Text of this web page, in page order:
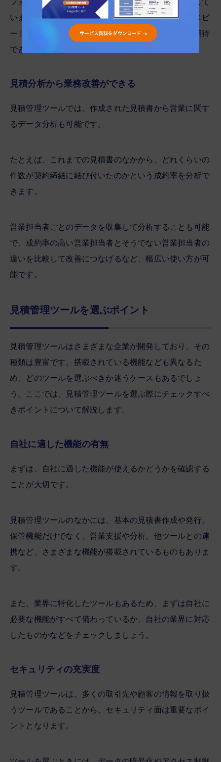
います。そのため、外出先でも操作が可能となり、スピ
ード感のある対応で顧客満足度や成約率のアップも期待
できるでしょう。
見積分析から業務改善ができる
見積管理ツールでは、作成された見積書から営業に関す
るデータ分析も可能です。
たとえば、これまでの見積書のなかから、どれくらいの
件数が契約締結に結び付いたのかという成約率を分析で
きます。
営業担当者ごとのデータを収集して分析することも可能
で、成約率の高い営業担当者とそうでない営業担当者の
違いを比較して改善につなげるなど、幅広い使い方が可
能です。
見積管理ツールを選ぶポイント
見積管理ツールはさまざまな企業が開発しており、その
種類は豊富です。搭載されている機能なども異なるた
め、どのツールを選ぶべきか迷うケースもあるでしょ
う。ここでは、見積管理ツールを選ぶ際にチェックすべ
きポイントについて解説します。
自社に適した機能の有無
まずは、自社に適した機能が使えるかどうかを確認する
ことが大切です。
見積管理ツールのなかには、基本の見積書作成や発行、
保管機能だけでなく、営業支援や分析、他ツールとの連
携など、さまざまな機能が搭載されているものもありま
す。
また、業界に特化したツールもあるため、まずは自社に
必要な機能がすべて備わっているか、自社の業界に対応
したものかなどをチェックしましょう。
セキュリティの充実度
見積管理ツールは、多くの取引先や顧客の情報を取り扱
うツールであることから、セキュリティ面は重要なポイ
ントとなります。